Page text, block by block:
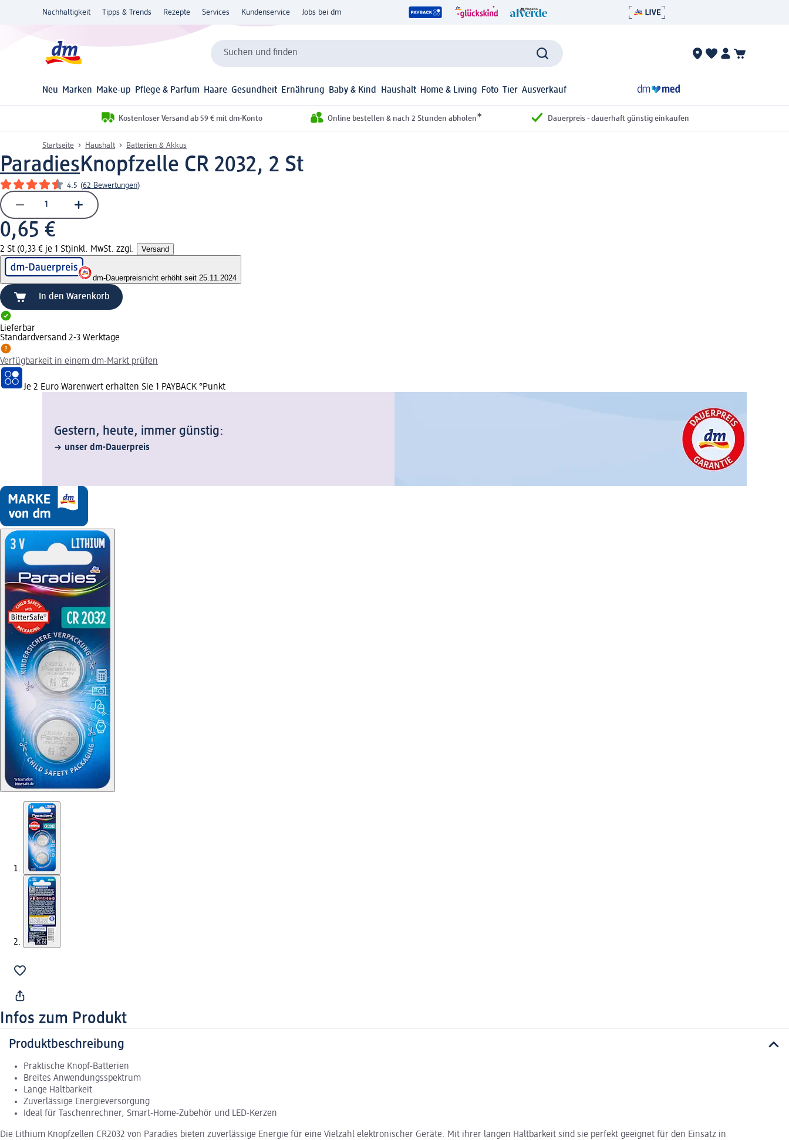
Nachhaltigkeit Tipps & Trends Rezepte Services Kundenservice Jobs bei dm
Suchen und finden
Neu Marken Make-up Pflege & Parfum Haare Gesundheit Ernährung Baby & Kind Haushalt Home & Living Foto Tier Ausverkauf
Kostenloser Versand ab 59 € mit dm-Konto Online bestellen & nach 2 Stunden abholen* Dauerpreis - dauerhaft günstig einkaufen
Startseite Haushalt Batterien & Akkus
ParadiesKnopfzelle CR 2032, 2 St
4.5 (62 Bewertungen)
0,65 €
2 St (0,33 € je 1 St)inkl. MwSt. zzgl. Versand
dm-Dauerpreisnicht erhöht seit 25.11.2024
In den Warenkorb
Lieferbar
Standardversand 2-3 Werktage
Verfügbarkeit in einem dm-Markt prüfen
Je 2 Euro Warenwert erhalten Sie 1 PAYBACK °Punkt
Gestern, heute, immer günstig:
unser dm-Dauerpreis
Infos zum Produkt
Produktbeschreibung
Praktische Knopf-Batterien
Breites Anwendungsspektrum
Lange Haltbarkeit
Zuverlässige Energieversorgung
Ideal für Taschenrechner, Smart-Home-Zubehör und LED-Kerzen
Die Lithium Knopfzellen CR2032 von Paradies bieten zuverlässige Energie für eine Vielzahl elektronischer Geräte. Mit ihrer langen Haltbarkeit sind sie perfekt geeignet für den Einsatz in